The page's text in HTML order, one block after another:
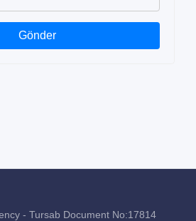
Gönder
- Tursab Document No:17814